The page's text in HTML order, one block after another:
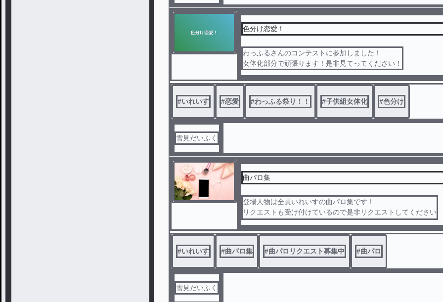
色分け恋愛！
わっふるさんのコンテストに参加しました！
女体化部分で頑張ります！是非見てってください！
#いれいす #恋愛 #わっふる祭り！！ #子供組女体化 #色分け
雪見だいふく
曲パロ集
登場人物は全員いれいすの曲パロ集です！
リクエストも受け付けているので是非リクエストしてください
見ていってくださいな
#いれいす #曲パロ集 #曲パロリクエスト募集中 #曲パロ
雪見だいふく